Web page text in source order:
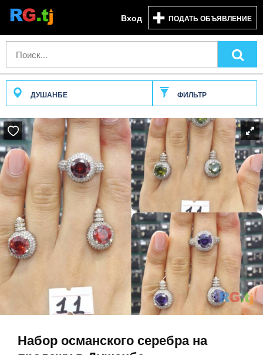
Вход ПОДАТЬ ОБЪЯВЛЕНИЕ
ДУШАНБЕ ФИЛЬТР
Набор османского серебра на